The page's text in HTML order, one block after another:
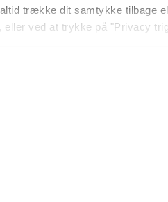
trække dit samtykke tilbage
eller ved at trykke på "Privacy
cookies fra tredjeparter til at
dine præferencer samt til brug